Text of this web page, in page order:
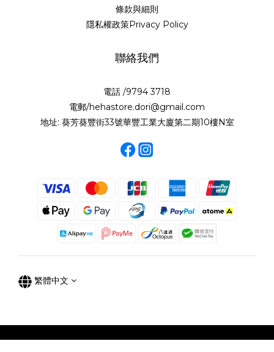
條款與細則
隱私權政策Privacy Policy
聯絡我們
電話 /9794 3718
電郵/hehastore.dori@gmail.com
地址: 葵芳葵豐街33號華豐工業大廈第二期10樓N室
繁體中文